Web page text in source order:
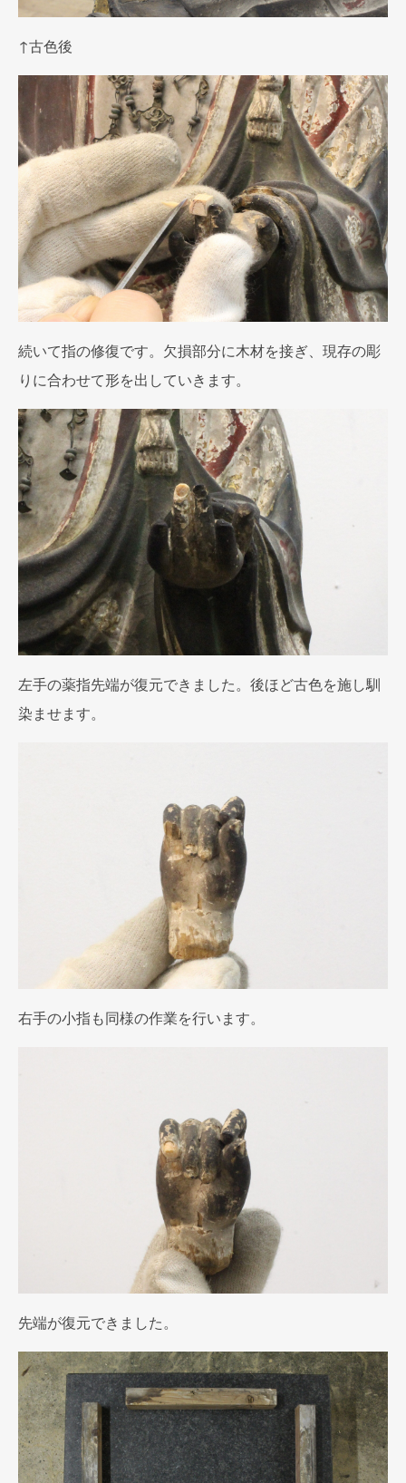
↑古色後
続いて指の修復です。欠損部分に木材を接ぎ、現存の彫
りに合わせて形を出していきます。
左手の薬指先端が復元できました。後ほど古色を施し馴
染ませます。
右手の小指も同様の作業を行います。
先端が復元できました。